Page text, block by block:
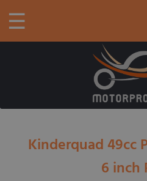
☰
Kinderquad 49cc
6 inch